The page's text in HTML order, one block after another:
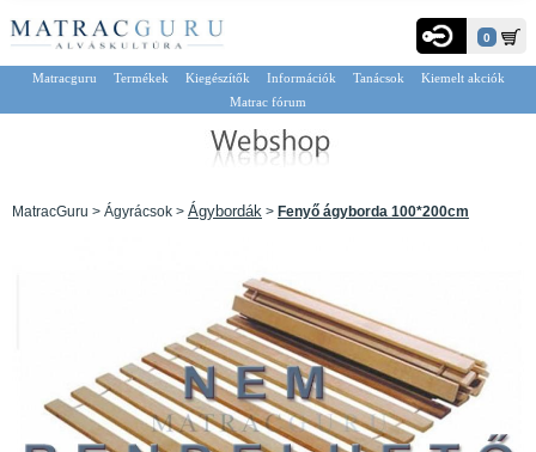
0
Matracguru Termékek Kiegészítők Információk Tanácsok
Kiemelt akciók
Matrac fórum
MatracGuru > Ágyrácsok > Ágybordák > Fenyő ágyborda 100*200cm